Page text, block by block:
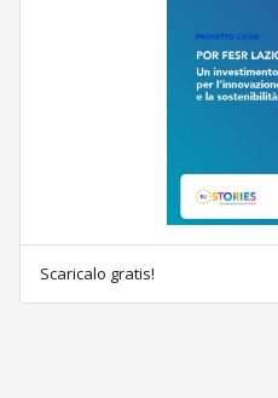
Scaricalo gratis!